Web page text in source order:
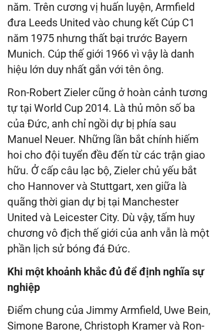
năm. Trên cương vị huấn luyện, Armfield
đưa Leeds United vào chung kết Cúp C1
năm 1975 nhưng thất bại trước Bayern
Munich. Cúp thế giới 1966 vì vậy là danh
hiệu lớn duy nhất gắn với tên ông.
Ron-Robert Zieler cũng ở hoàn cảnh tương
tự tại World Cup 2014. Là thủ môn số ba
của Đức, anh chỉ ngồi dự bị phía sau
Manuel Neuer. Những lần bắt chính hiếm
hoi cho đội tuyển đều đến từ các trận giao
hữu. Ở cấp câu lạc bộ, Zieler chủ yếu bắt
cho Hannover và Stuttgart, xen giữa là
quãng thời gian dự bị tại Manchester
United và Leicester City. Dù vậy, tấm huy
chương vô địch thế giới của anh vẫn là một
phần lịch sử bóng đá Đức.
Khi một khoảnh khắc đủ để định nghĩa sự
nghiệp
Điểm chung của Jimmy Armfield, Uwe Bein,
Simone Barone, Christoph Kramer và Ron-